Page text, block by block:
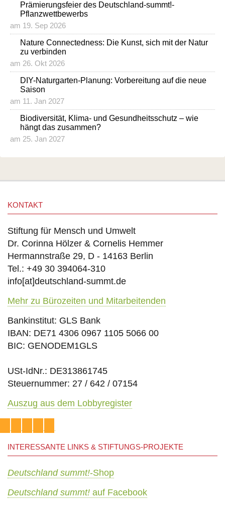
Prämierungsfeier des Deutschland-summt!-
Pflanzwettbewerbs
am 19. Sep 2026
Nature Connectedness: Die Kunst, sich mit der Natur
zu verbinden
am 26. Okt 2026
DIY-Naturgarten-Planung: Vorbereitung auf die neue
Saison
am 11. Jan 2027
Biodiversität, Klima- und Gesundheitsschutz – wie
hängt das zusammen?
am 25. Jan 2027
KONTAKT
Stiftung für Mensch und Umwelt
Dr. Corinna Hölzer & Cornelis Hemmer
Hermannstraße 29, D - 14163 Berlin
Tel.: +49 30 394064-310
info[at]deutschland-summt.de
Mehr zu Bürozeiten und Mitarbeitenden
Bankinstitut: GLS Bank
IBAN: DE71 4306 0967 1105 5066 00
BIC: GENODEM1GLS
USt-IdNr.: DE313861745
Steuernummer: 27 / 642 / 07154
Auszug aus dem Lobbyregister
INTERESSANTE LINKS & STIFTUNGS-PROJEKTE
Deutschland summt!-Shop
Deutschland summt! auf Facebook